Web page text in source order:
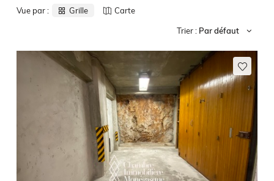
Vue par : Grille Carte
Trier : Par défaut